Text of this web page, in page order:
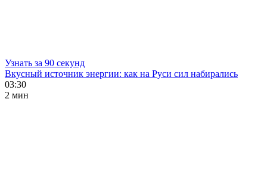
Узнать за 90 секунд
Вкусный источник энергии: как на Руси сил набирались
03:30
2 мин